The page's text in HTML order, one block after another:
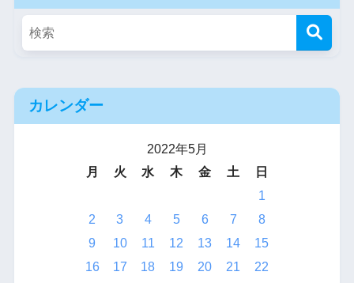
カレンダー
2022年5月
月
火 水 木 金 土
日
1
2
3 4 5 6 7
8
9
10 11 12 13 14
15
16
17 18 19 20 21
22